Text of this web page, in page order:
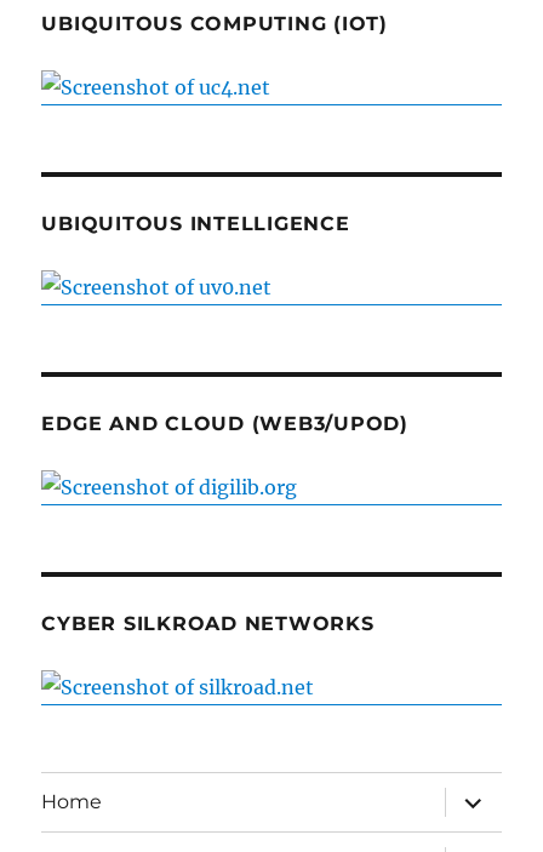
UBIQUITOUS COMPUTING (IOT)
UBIQUITOUS INTELLIGENCE
EDGE AND CLOUD (WEB3/UPOD)
CYBER SILKROAD NETWORKS
Home
expand
child
menu